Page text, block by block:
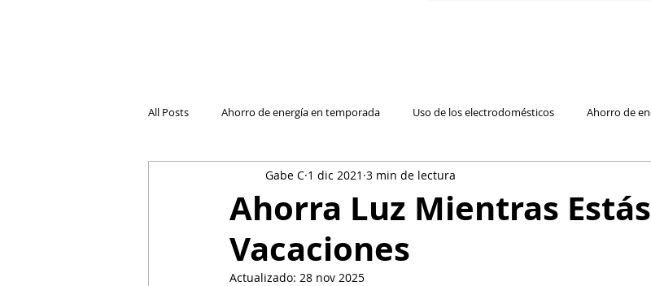
All Posts Ahorro de energía en temporada Uso de los electrodomésticos Ahorro de
Cambio de compañía de luz Luz Residencial Más Barata
El futuro de la electricidad reside Energía Renovable
Ahorra Luz Mientras
Vacaciones
Gabe C 1 dic 2021 3 min de lectura
Actualizado: 28 nov 2025